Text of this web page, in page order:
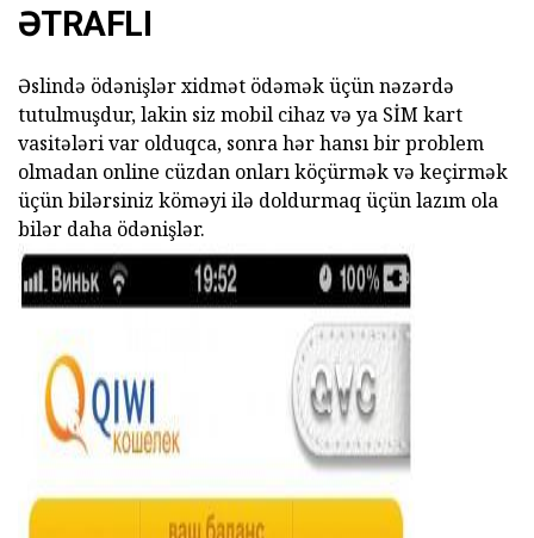
ƏTRAFLI
Əslində ödənişlər xidmət ödəmək üçün nəzərdə
tutulmuşdur, lakin siz mobil cihaz və ya SİM kart
vasitələri var olduqca, sonra hər hansı bir problem
olmadan online cüzdan onları köçürmək və keçirmək
üçün bilərsiniz köməyi ilə doldurmaq üçün lazım ola
bilər daha ödənişlər.